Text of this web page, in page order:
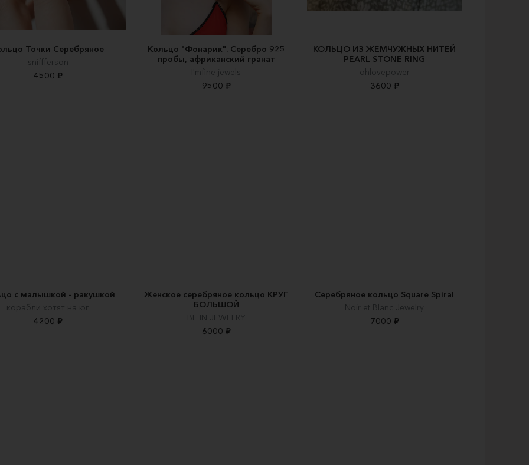
Точки Серебряное
sniffferson
4500 ₽
Кольцо "Фонарик". Серебро 925
пробы, африканский гранат
I'mfine jewels
9500 ₽
КОЛЬЦО ИЗ ЖЕМЧУЖНЫХ НИТЕЙ
PEARL STONE RING
ohlovepower
3600 ₽
с малышкой - ракушкой
корабли хотят на юг
4200 ₽
Женское серебряное кольцо КРУГ
БОЛЬШОЙ
BE IN JEWELRY
6000 ₽
Серебряное кольцо Square Spiral
Noir et Blanc Jewelry
7000 ₽